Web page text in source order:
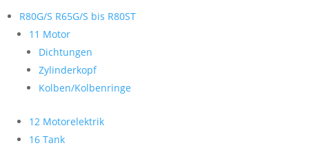
R80G/S R65G/S bis R80ST
11 Motor
Dichtungen
Zylinderkopf
Kolben/Kolbenringe
12 Motorelektrik
16 Tank